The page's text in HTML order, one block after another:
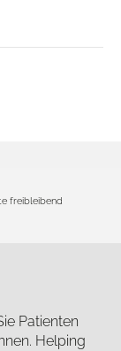
anbieten
zu Ihrer
Unsere
mit
freibleibend
Patienten
Helping